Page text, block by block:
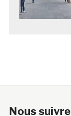
Nous